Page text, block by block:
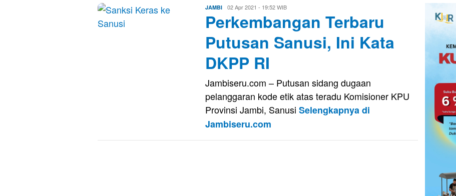
JAMBI Eri
Saputra
02 Apr 2021 - 19:52 WIB
Perkembangan Terbaru
Putusan Sanusi, Ini Kata
DKPP RI
Jambiseru.com – Putusan sidang dugaan
pelanggaran kode etik atas teradu Komisioner KPU
Provinsi Jambi, Sanusi Selengkapnya di
Jambiseru.com